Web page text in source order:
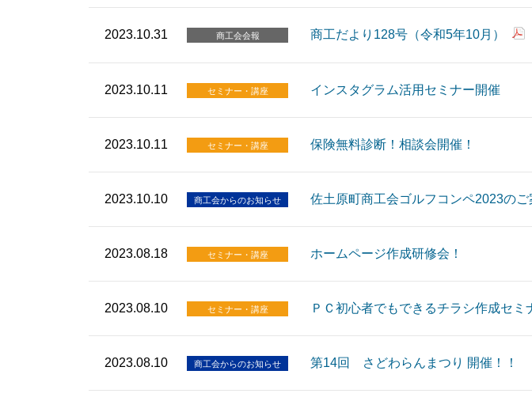
2023.10.31 商工会会報 商工だより128号（令和5年10月）
2023.10.11 セミナー・講座 インスタグラム活用セミナー開催
2023.10.11 セミナー・講座 保険無料診断！相談会開催！
2023.10.10 商工会からのお知らせ 佐土原町商工会ゴルフコンペ2023のご
2023.08.18 セミナー・講座 ホームページ作成研修会！
2023.08.10 セミナー・講座 ＰＣ初心者でもできるチラシ作成セミ
2023.08.10 商工会からのお知らせ 第14回 さどわらんまつり 開催！！